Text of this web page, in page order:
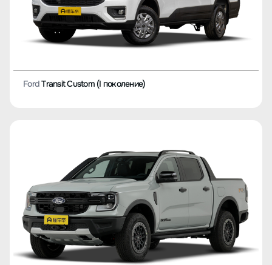
FordTransit Custom (I поколение)